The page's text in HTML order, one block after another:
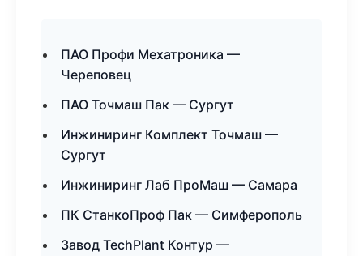
ПАО Профи Мехатроника —
Череповец
ПАО Точмаш Пак — Сургут
Инжиниринг Комплект Точмаш —
Сургут
Инжиниринг Лаб ПроМаш — Самара
ПК СтанкоПроф Пак — Симферополь
Завод TechPlant Контур —